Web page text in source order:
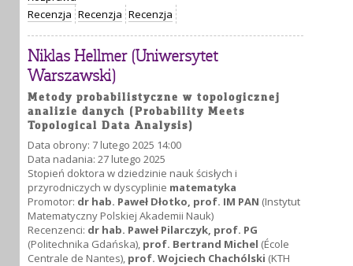
Recenzja Recenzja Recenzja
Niklas Hellmer (Uniwersytet
Warszawski)
Metody probabilistyczne w topologicznej
analizie danych (Probability Meets
Topological Data Analysis)
Data obrony: 7 lutego 2025 14:00
Data nadania: 27 lutego 2025
Stopień doktora w dziedzinie nauk ścisłych i
przyrodniczych w dyscyplinie matematyka
Promotor: dr hab. Paweł Dłotko, prof. IM PAN (Instytut
Matematyczny Polskiej Akademii Nauk)
Recenzenci: dr hab. Paweł Pilarczyk, prof. PG
(Politechnika Gdańska), prof. Bertrand Michel (École
Centrale de Nantes), prof. Wojciech Chachólski (KTH